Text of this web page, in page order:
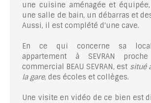
une cuisine aménagée et
une salle de bain, un débarras et
Aussi, il est complété d'une cave.
En ce qui concerne sa
appartement à SEVRAN
commercial BEAU SEVRAN, est situé
la gare, des écoles et collèges.
Une visite en vidéo de ce bien est